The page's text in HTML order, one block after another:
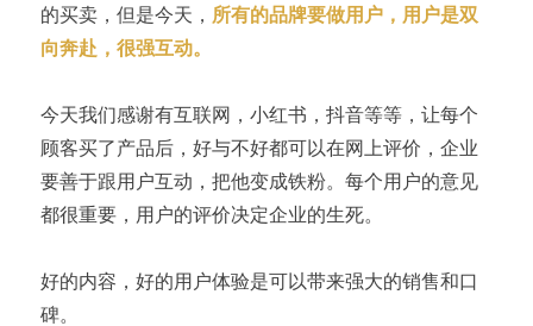
的买卖，但是今天， 所有的品牌要做用户，用户是双
向奔赴，很强互动。
今天我们感谢有互联网，小红书，抖音等等，让每个
顾客买了产品后，好与不好都可以在网上评价，企业
要善于跟用户互动，把他变成铁粉。每个用户的意见
都很重要，用户的评价决定企业的生死。
好的内容，好的用户体验是可以带来强大的销售和口
碑。